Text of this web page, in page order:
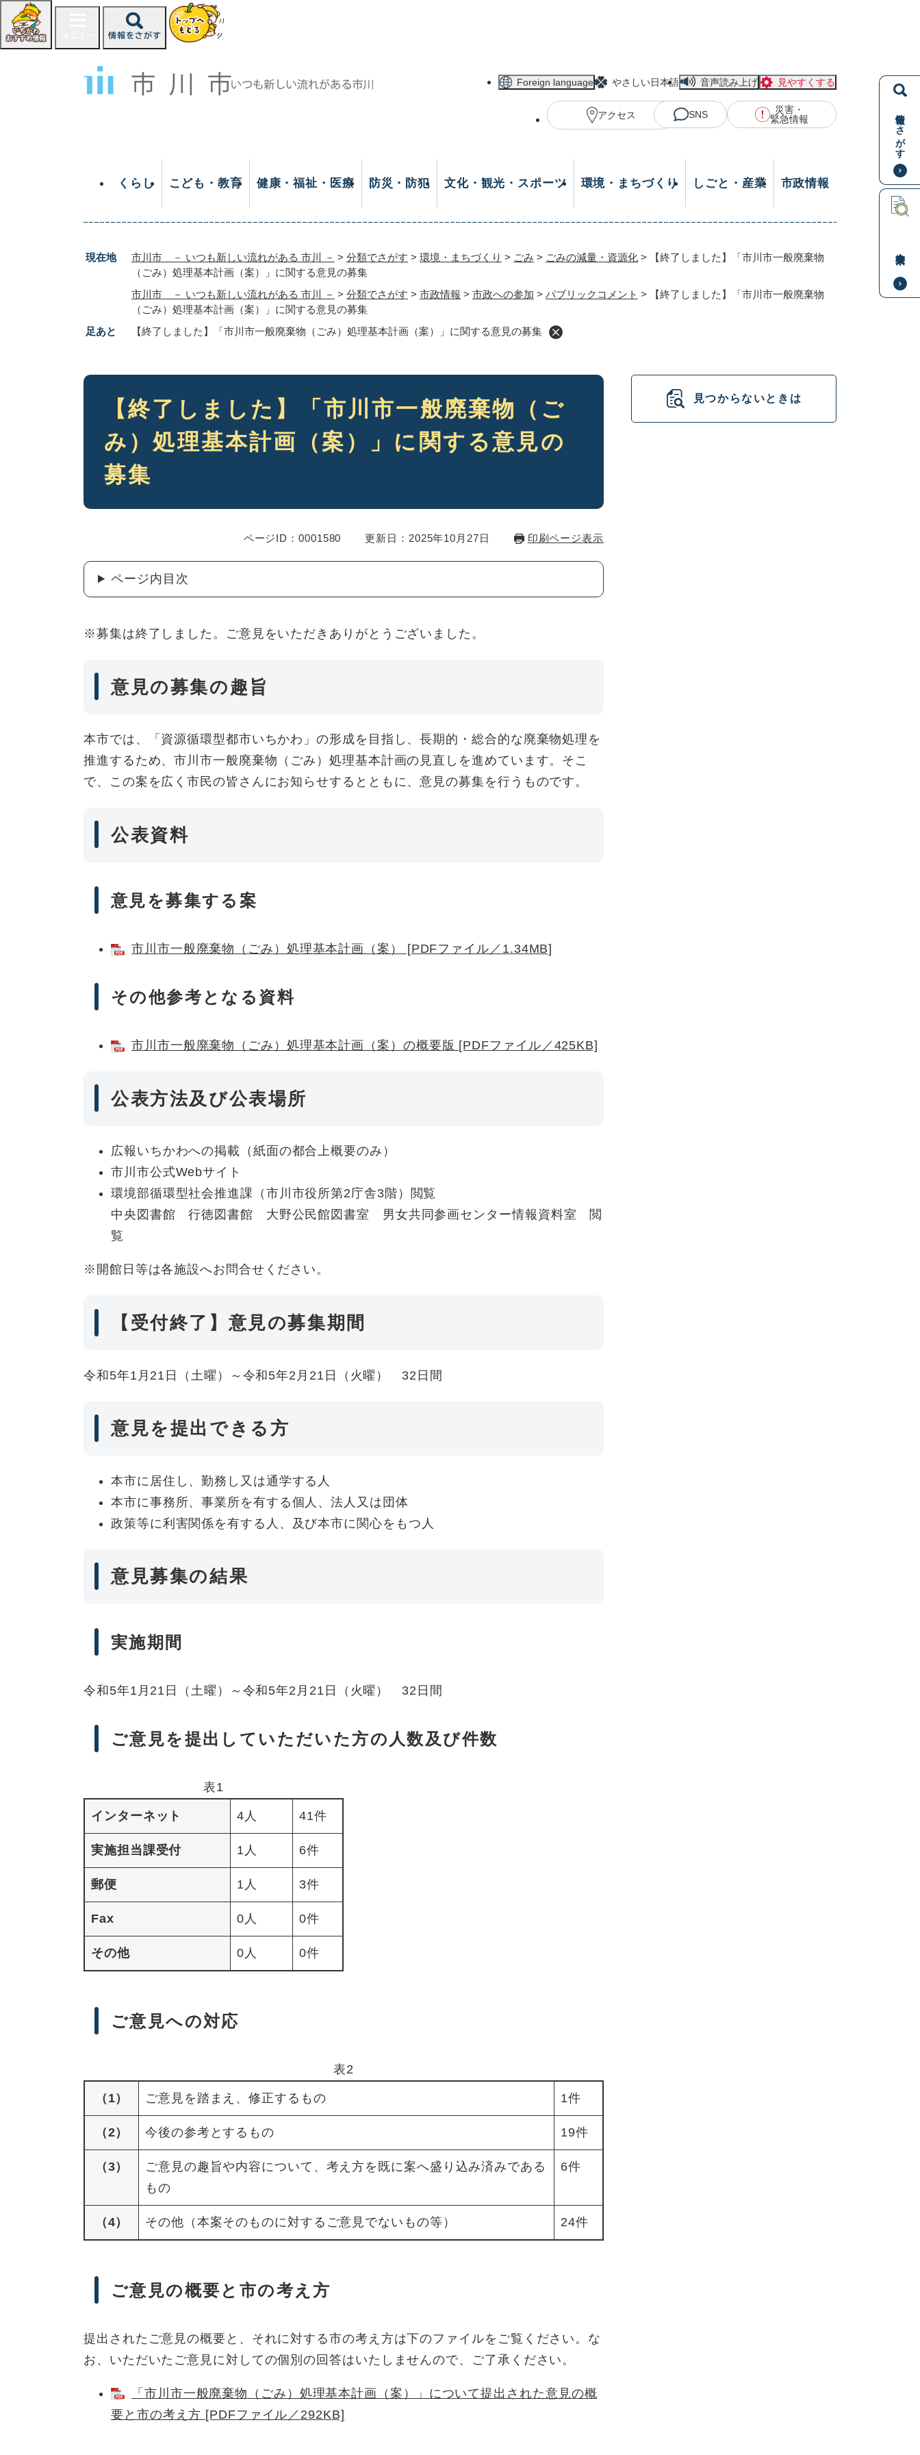
ジ
情報をさがす
Foreign language やさしい日本語 音声読み上げ 見やすくする
アクセス SNS
災害・
緊急情報
くらし こども・教育 健康・福祉・医療 防災・防犯 文化・観光・スポーツ 環境・まちづくり しごと・産業 市政情報
現在地 市川市 － いつも新しい流れがある 市川 － > 分類でさがす > 環境・まちづくり > ごみ > ごみの減量・資源化 >
【終了しました】「市川市一般廃棄物
（ごみ）処理基本計画（案）」に関する意見の募集
市川市 － いつも新しい流れがある 市川 － > 分類でさがす > 市政情報 > 市政への参加 > パブリックコメント >
【終了しました】「市川市一般廃棄物
（ごみ）処理基本計画（案）」に関する意見の募集
足あと
【終了しました】「市川市一般廃棄物（ごみ）処理基本計画（案）」に関する意見の募集
本
【終了しました】「市川市一般廃棄物（ご
み）処理基本計画（案）」に関する意見の
募集
ページID：0001580 更新日：2025年10月27日 印刷ページ表示
ページ内目次
※募集は終了しました。ご意見をいただきありがとうございました。
意見の募集の趣旨
本市では、「資源循環型都市いちかわ」の形成を目指し、長期的・総合的な廃棄物処理を
推進するため、市川市一般廃棄物（ごみ）処理基本計画の見直しを進めています。そこ
で、この案を広く市民の皆さんにお知らせするとともに、意見の募集を行うものです。
公表資料
意見を募集する案
市川市一般廃棄物（ごみ）処理基本計画（案） [PDFファイル／1.34MB]
その他参考となる資料
市川市一般廃棄物（ごみ）処理基本計画（案）の概要版 [PDFファイル／425KB]
公表方法及び公表場所
広報いちかわへの掲載（紙面の都合上概要のみ）
市川市公式Webサイト
環境部循環型社会推進課（市川市役所第2庁舎3階）閲覧
中央図書館 行徳図書館 大野公民館図書室 男女共同参画センター情報資料室 閲
覧
※開館日等は各施設へお問合せください。
【受付終了】意見の募集期間
令和5年1月21日（土曜）～令和5年2月21日（火曜） 32日間
意見を提出できる方
本市に居住し、勤務し又は通学する人
本市に事務所、事業所を有する個人、法人又は団体
政策等に利害関係を有する人、及び本市に関心をもつ人
意見募集の結果
実施期間
令和5年1月21日（土曜）～令和5年2月21日（火曜） 32日間
ご意見を提出していただいた方の人数及び件数
表1
インターネット 4人 41件
実施担当課受付 1人 6件
郵便 1人 3件
Fax 0人 0件
その他 0人 0件
ご意見への対応
表2
（1） ご意見を踏まえ、修正するもの 1件
（2） 今後の参考とするもの 19件
（3）
ご意見の趣旨や内容について、考え方を既に案へ盛り込み済みである
もの
6件
（4） その他（本案そのものに対するご意見でないもの等） 24件
ご意見の概要と市の考え方
提出されたご意見の概要と、それに対する市の考え方は下のファイルをご覧ください。な
お、いただいたご意見に対しての個別の回答はいたしませんので、ご了承ください。
「市川市一般廃棄物（ごみ）処理基本計画（案）」について提出された意見の概
要と市の考え方 [PDFファイル／292KB]
見つからないときは